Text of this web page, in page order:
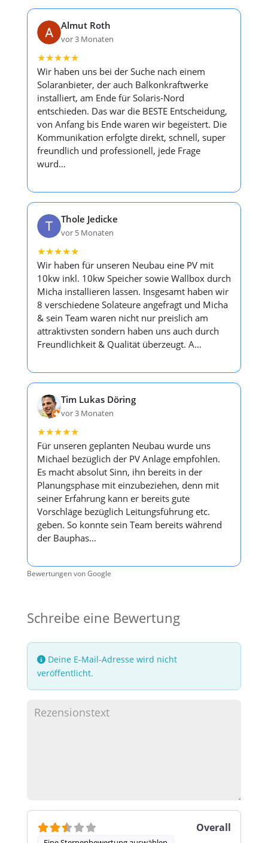
Almut Roth
vor 3 Monaten
★★★★★
Wir haben uns bei der Suche nach einem
Solaranbieter, der auch Balkonkraftwerke
installiert, am Ende für Solaris-Nord
entschieden. Das war die BESTE Entscheidung,
von Anfang bis Ende waren wir begeistert. Die
Kommunikation erfolgte direkt, schnell, super
freundlich und professionell, jede Frage
wurd…
Thole Jedicke
vor 5 Monaten
★★★★★
Wir haben für unseren Neubau eine PV mit
10kw inkl. 10kw Speicher sowie Wallbox durch
Micha installieren lassen. Insgesamt haben wir
8 verschiedene Solateure angefragt und Micha
& sein Team waren nicht nur preislich am
attraktivsten sondern haben uns auch durch
Freundlichkeit & Qualität überzeugt. A…
Tim Lukas Döring
vor 3 Monaten
★★★★★
Für unseren geplanten Neubau wurde uns
Michael bezüglich der PV Anlage empfohlen.
Es macht absolut Sinn, ihn bereits in der
Planungsphase mit einzubeziehen, denn mit
seiner Erfahrung kann er bereits gute
Vorschläge bezüglich Leitungsführung etc.
geben. So konnte sein Team bereits während
der Bauphas…
Bewertungen von Google
Schreibe eine Bewertung
Deine E-Mail-Adresse wird nicht
veröffentlicht.
Overall